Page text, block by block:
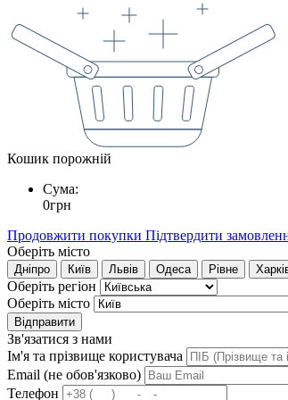
Кошик порожній
Сума:
0грн
Продовжити покупки Підтвердити
Оберіть місто
Дніпро Київ Львів Одеса Рівне
Оберіть регіон
Оберіть місто
Відправити
Зв'язатися з нами
Ім'я та прізвище користувача
Email (не обов'язково)
Телефон